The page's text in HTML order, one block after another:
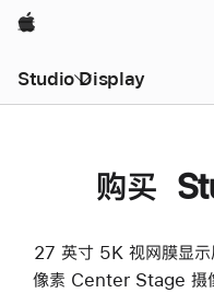
Apple
Studio Display
购买
27 英寸 5K 视网膜显示
像素 Center Stage 摄像